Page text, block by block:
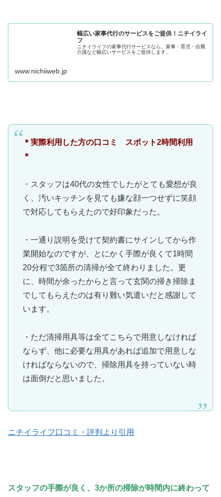
幅広い家事代行のサービスをご提供！ニチイライ
フ
ニチイライフの家事代行サービスなら、家事・育児・自費
介護など幅広いサービスをご提供します。
www.nichiiweb.jp
＊実際利用した方の口コミ スポット2時間利用
＊
・スタッフは40代の女性でしたがとても愛想が良
く、汚いキッチンを見ても嫌な顔一つせずに笑顔
で対応してもらえたので好印象だった。
・一通り説明を受けて契約書にサインしてから作
業開始なのですが、とにかく手際が良くて1時間
20分程で3箇所の清掃が全て終わりました。更
に、時間が余ったからと言って玄関の掃き掃除ま
でしてもらえたのは有り難い気遣いだと感謝して
います。
・ただ清掃用具等は全てこちらで用意しなければ
ならず、他に必要な用具があれば追加で用意しな
ければならないので、掃除用具を持っていない時
は面倒だと思いました。
ニチイライフ口コミ・評判より引用
スタッフの手際が良く、3か所の掃除が時間内に終わって